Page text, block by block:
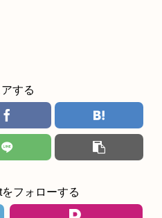
する
フォローする